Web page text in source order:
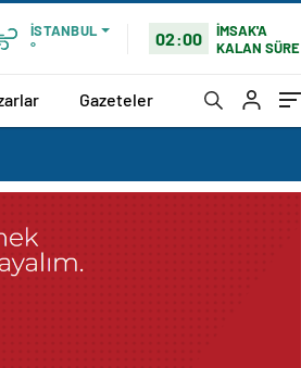
İSTANBUL
°
02:00
İMSAK'A
KALAN SÜRE
Gazeteler